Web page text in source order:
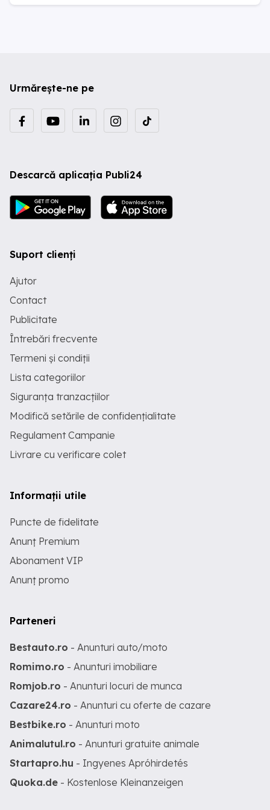
Urmărește-ne pe
Descarcă aplicația Publi24
Suport clienți
Ajutor
Contact
Publicitate
Întrebări frecvente
Termeni și condiții
Lista categoriilor
Siguranța tranzacțiilor
Modifică setările de confidențialitate
Regulament Campanie
Livrare cu verificare colet
Informații utile
Puncte de fidelitate
Anunț Premium
Abonament VIP
Anunț promo
Parteneri
Bestauto.ro - Anunturi auto/moto
Romimo.ro - Anunturi imobiliare
Romjob.ro - Anunturi locuri de munca
Cazare24.ro - Anunturi cu oferte de cazare
Bestbike.ro - Anunturi moto
Animalutul.ro - Anunturi gratuite animale
Startapro.hu - Ingyenes Apróhirdetés
Quoka.de - Kostenlose Kleinanzeigen